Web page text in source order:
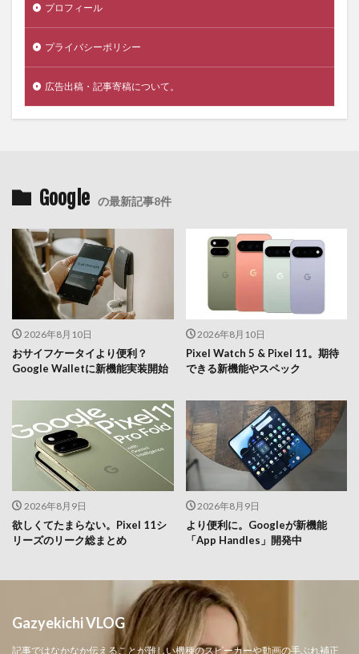
プロフィール
プライバシーポリシー
広告出稿・記事寄稿について。
Google の最新記事8件
2026年8月10日
おサイフケータイより便利？
Google Walletに新機能実装開始
2026年8月10日
Pixel Watch 5 & Pixel 11。期待
できる新機能やスペック
2026年8月9日
欲しくてたまらない。Pixel 11シ
リーズのリーク総まとめ
2026年8月9日
より便利に。Googleが新機能
「App Handles」開発中
Gazyekichi VLOG
記事ではなかなか伝えることが難しい機種のスピーカーや動画の手ぶれ補正